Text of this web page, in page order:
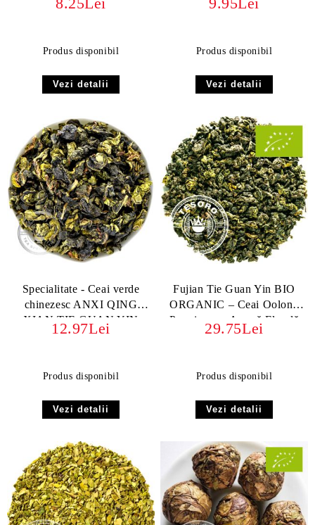
Produs disponibil
Vezi detalii
Produs disponibil
Vezi detalii
Specialitate - Ceai verde
chinezesc ANXI QING
XIAN TIE GUAN YIN
12.97Lei
Produs disponibil
Vezi detalii
Fujian Tie Guan Yin BIO
ORGANIC – Ceai Oolong
Premium cu Aromă Florală
și Dulceață Echilibrată
29.75Lei
Produs disponibil
Vezi detalii